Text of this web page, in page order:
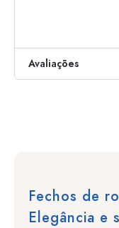
Avaliações
Fechos de
Elegância e